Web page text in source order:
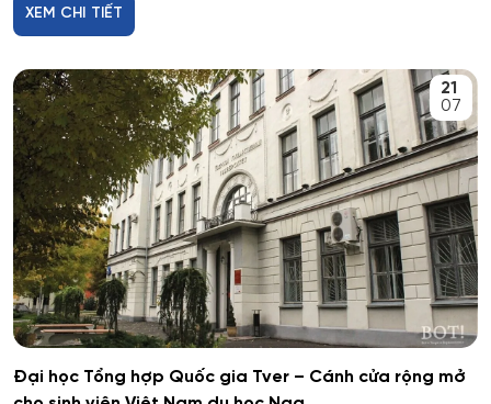
Hệ thống an ninh thông tin – phân tích
Hệ thống chấp hành hàng không - vũ trụ
Hệ thống cơ điện đặc biệt
Hệ thống cấp nhiệt & điện cho thiết bị – cơ sở quân
sự kỹ thuật
Hệ thống dẫn đường và định vị
XEM CHI TIẾT
21
07
Đại học Tổng hợp Quốc gia Tver – Cánh cửa rộng mở